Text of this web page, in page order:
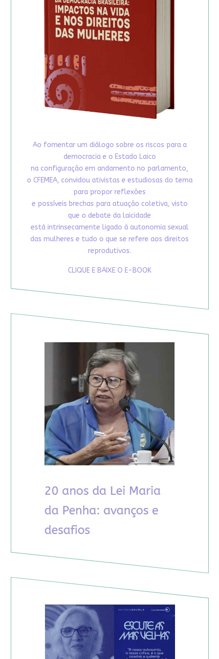
Ao fomentar um diálogo sobre os riscos para a
democracia e o Estado Laico
na configuração em andamento no parlamento,
o CFEMEA, convidou ativistas e estudiosas do tema
para propor reflexões
e possíveis brechas para atuação coletiva, visto
que o debate da laicidade
está intrinsecamente ligado à autonomia sexual
das mulheres e tudo o que se refere aos direitos
reprodutivos.
CLIQUE E BAIXE O E-BOOK